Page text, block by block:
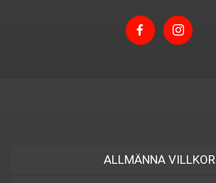
ALLMÄNNA VILLKOR